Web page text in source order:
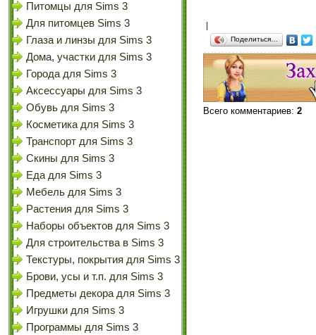
Питомцы для Sims 3
Для питомцев Sims 3
Глаза и линзы для Sims 3
Дома, участки для Sims 3
Города для Sims 3
Аксессуары для Sims 3
Обувь для Sims 3
Косметика для Sims 3
Транспорт для Sims 3
Скины для Sims 3
Еда для Sims 3
Мебель для Sims 3
Растения для Sims 3
Наборы объектов для Sims 3
Для строительства в Sims 3
Текстуры, покрытия для Sims 3
Брови, усы и т.п. для Sims 3
Предметы декора для Sims 3
Игрушки для Sims 3
Программы для Sims 3
Поделиться…
Всего комментариев: 2